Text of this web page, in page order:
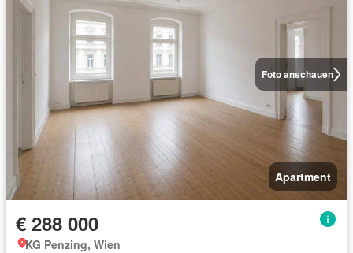
Foto anschauen
Apartment
€ 288 000
KG Penzing, Wien